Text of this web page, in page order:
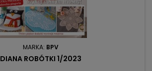
MARKA: BPV
DIANA ROBÓTKI 1/2023